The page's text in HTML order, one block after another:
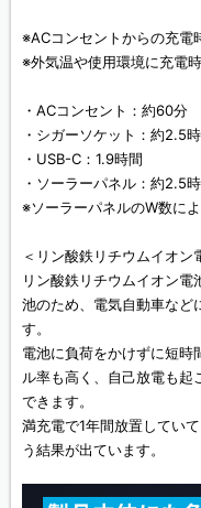
※ACコンセントからの充電
※外気温や使用環境に充電
・ACコンセント：約60分
・シガーソケット：約2.5
・USB-C：1.9時間
・ソーラーパネル：約2.5
※ソーラーパネルのW数に
＜リン酸鉄リチウムイオン
リン酸鉄リチウムイオン
池のため、電気自動車など
す。
電池に負荷をかけずに短時
ル率も高く、自己放電も起
できます。
満充電で1年間放置してい
う結果が出ています。